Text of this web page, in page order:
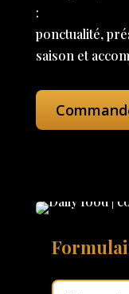
:
ponctualité,
saison et